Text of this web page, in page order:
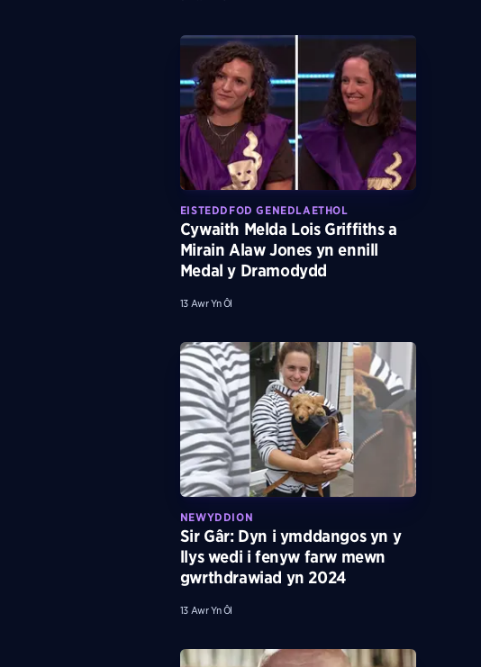
EISTEDDFOD GENEDLAETHOL
Cywaith Melda Lois Griffiths a
Mirain Alaw Jones yn ennill
Medal y Dramodydd
13 Awr Yn Ôl
NEWYDDION
Sir Gâr: Dyn i ymddangos yn y
llys wedi i fenyw farw mewn
gwrthdrawiad yn 2024
13 Awr Yn Ôl